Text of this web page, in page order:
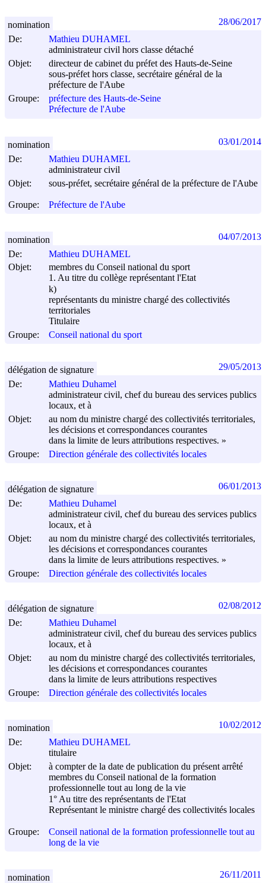
De:
Mathieu DUHAMEL
administrateur civil hors classe détaché
Objet:
directeur de cabinet du préfet des Hauts-de-Seine
sous-préfet hors classe, secrétaire général de la
préfecture de l'Aube
Groupe:
préfecture des Hauts-de-Seine
Préfecture de l'Aube
nomination 28/06/2017
De:
Mathieu DUHAMEL
administrateur civil
Objet:
sous-préfet, secrétaire général de la préfecture de l'Aube
Groupe: Préfecture de l'Aube
nomination 03/01/2014
De:
Mathieu DUHAMEL
Objet:
membres du Conseil national du sport
1. Au titre du collège représentant l'Etat
k)
représentants du ministre chargé des collectivités
territoriales
Titulaire
Groupe:
Conseil national du sport
nomination 04/07/2013
De:
Mathieu Duhamel
administrateur civil, chef du bureau des services publics
locaux, et à
Objet:
au nom du ministre chargé des collectivités territoriales,
les décisions et correspondances courantes
dans la limite de leurs attributions respectives. »
Groupe:
Direction générale des collectivités locales
délégation de signature 29/05/2013
De:
Mathieu Duhamel
administrateur civil, chef du bureau des services publics
locaux, et à
Objet:
au nom du ministre chargé des collectivités territoriales,
les décisions et correspondances courantes
dans la limite de leurs attributions respectives. »
Groupe:
Direction générale des collectivités locales
délégation de signature 06/01/2013
De:
Mathieu Duhamel
administrateur civil, chef du bureau des services publics
locaux, et à
Objet:
au nom du ministre chargé des collectivités territoriales,
les décisions et correspondances courantes
dans la limite de leurs attributions respectives
Groupe:
Direction générale des collectivités locales
délégation de signature 02/08/2012
De:
Mathieu DUHAMEL
titulaire
Objet:
à compter de la date de publication du présent arrêté
membres du Conseil national de la formation
professionnelle tout au long de la vie
1° Au titre des représentants de l'Etat
Représentant le ministre chargé des collectivités locales
Groupe:
Conseil national de la formation professionnelle tout au
long de la vie
nomination 10/02/2012
nomination 26/11/2011